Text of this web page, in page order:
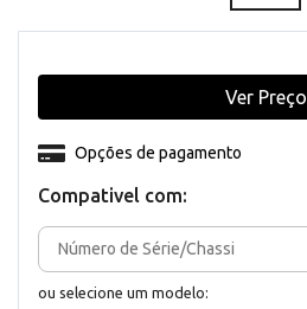
Compativel com:
ou selecione um modelo:
Opções de pagamento
Ver Preço